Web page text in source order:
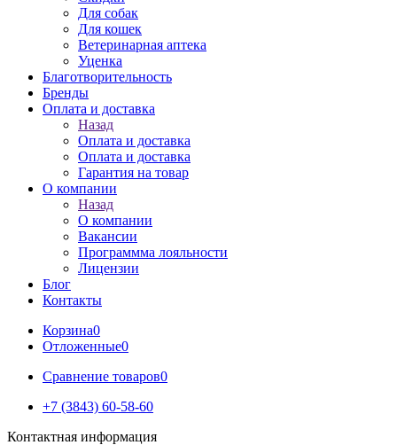
Для собак
Для кошек
Ветеринарная аптека
Уценка
Благотворительность
Бренды
Оплата и доставка
Назад
Оплата и доставка
Оплата и доставка
Гарантия на товар
О компании
Назад
О компании
Вакансии
Программма лояльности
Лицензии
Блог
Контакты
Корзина0
Отложенные0
Сравнение товаров0
+7 (3843) 60-58-60
Контактная информация